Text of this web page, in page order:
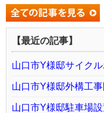
【最近の記事】
山口市Y様邸サイク
山口市Y様邸外構工
山口市Y様邸駐車場